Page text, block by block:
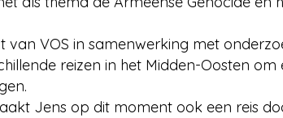
van VOS in samenwerking met
reizen in het Midden-Oosten
Jens op dit moment ook een reis